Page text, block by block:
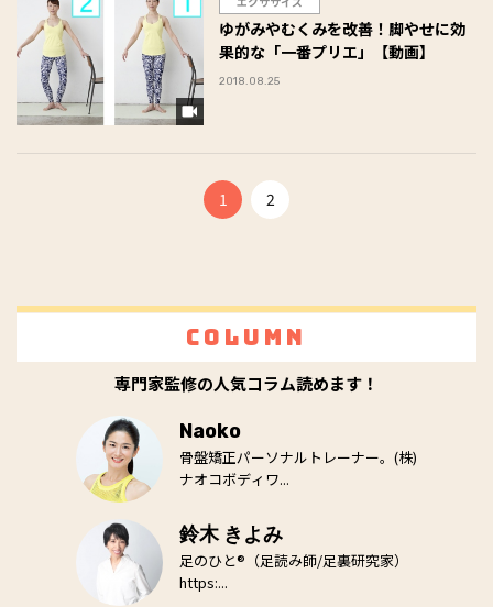
ゆがみやむくみを改善！脚やせに効
果的な「一番プリエ」【動画】
2018.08.25
1 2
Column
専門家監修の人気コラム読めます！
Naoko
骨盤矯正パーソナルトレーナー。(株)
ナオコボディワ...
鈴木 きよみ
足のひと®（足読み師/足裏研究家）
https:...